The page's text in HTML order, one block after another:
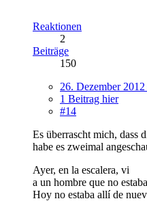
Reaktionen
2
Beiträge
150
26. Dezember
1 Beitrag hier
#14
Es überrascht mich, dass
habe es zweimal
Ayer, en la escalera, vi
a un hombre que no
Hoy no estaba allí de